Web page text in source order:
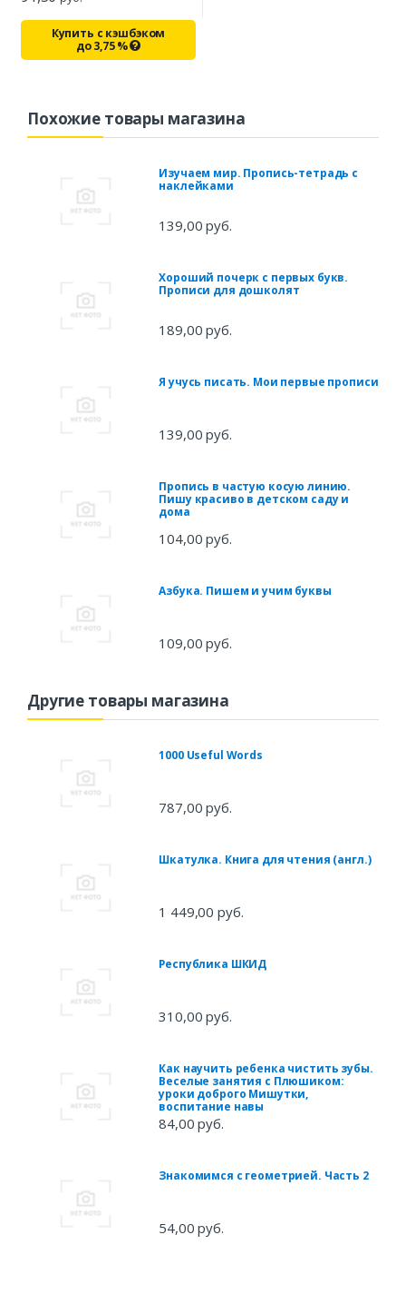
Купить с кэшбэком
до3,75%
Похожие товары магазина
Изучаем мир. Пропись-тетрадь с
наклейками
139,00 руб.
Хороший почерк с первых букв.
Прописи для дошколят
189,00 руб.
Я учусь писать. Мои первые прописи
139,00 руб.
Пропись в частую косую линию.
Пишу красиво в детском саду и
дома
104,00 руб.
Азбука. Пишем и учим буквы
109,00 руб.
Другие товары магазина
1000 Useful Words
787,00 руб.
Шкатулка. Книга для чтения (англ.)
1 449,00 руб.
Республика ШКИД
310,00 руб.
Как научить ребенка чистить зубы.
Веселые занятия с Плюшиком:
уроки доброго Мишутки,
воспитание навы
84,00 руб.
Знакомимся с геометрией. Часть 2
54,00 руб.